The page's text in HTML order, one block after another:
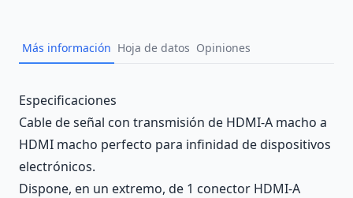
Más información Hoja de datos Opiniones
Description
Especificaciones
Cable de señal con transmisión de HDMI-A macho a
HDMI macho perfecto para infinidad de dispositivos
electrónicos.
Dispone, en un extremo, de 1 conector HDMI-A